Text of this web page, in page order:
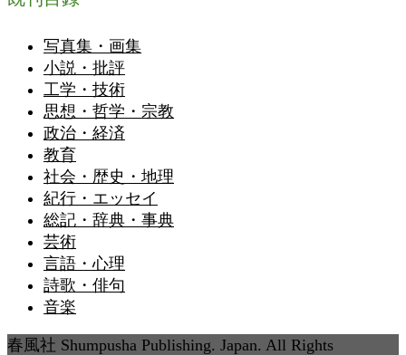
写真集・画集
小説・批評
工学・技術
思想・哲学・宗教
政治・経済
教育
社会・歴史・地理
紀行・エッセイ
総記・辞典・事典
芸術
言語・心理
詩歌・俳句
音楽
春風社 Shumpusha Publishing. Japan. All Rights